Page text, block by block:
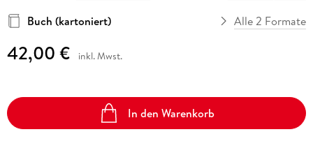
Buch (kartoniert)
Alle 2 Formate
42,00 € inkl. Mwst.
In den Warenkorb